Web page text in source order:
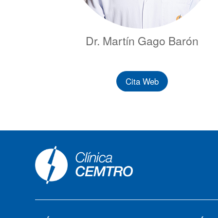
Dr. Martín Gago Barón
Cita Web